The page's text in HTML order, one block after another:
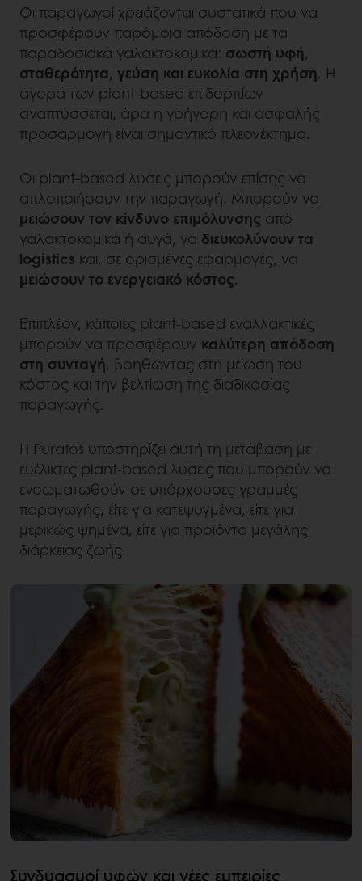
Οι παραγωγοί χρειάζονται συστατικά που να
προσφέρουν παρόμοια απόδοση με τα
παραδοσιακά γαλακτοκομικά: σωστή υφή,
σταθερότητα, γεύση και ευκολία στη χρήση. Η
αγορά των plant-based επιδορπίων
αναπτύσσεται, άρα η γρήγορη και ασφαλής
προσαρμογή είναι σημαντικό πλεονέκτημα.
Οι plant-based λύσεις μπορούν επίσης να
απλοποιήσουν την παραγωγή. Μπορούν να
μειώσουν τον κίνδυνο επιμόλυνσης από
γαλακτοκομικά ή αυγά, να διευκολύνουν τα
logistics και, σε ορισμένες εφαρμογές, να
μειώσουν το ενεργειακό κόστος.
Επιπλέον, κάποιες plant-based εναλλακτικές
μπορούν να προσφέρουν καλύτερη απόδοση
στη συνταγή, βοηθώντας στη μείωση του
κόστος και την βελτίωση της διαδικασίας
παραγωγής.
Η Puratos υποστηρίζει αυτή τη μετάβαση με
ευέλικτες plant-based λύσεις που μπορούν να
ενσωματωθούν σε υπάρχουσες γραμμές
παραγωγής, είτε για κατεψυγμένα, είτε για
μερικώς ψημένα, είτε για προϊόντα μεγάλης
διάρκειας ζωής.
Συνδυασμοί υφών και νέες εμπειρίες